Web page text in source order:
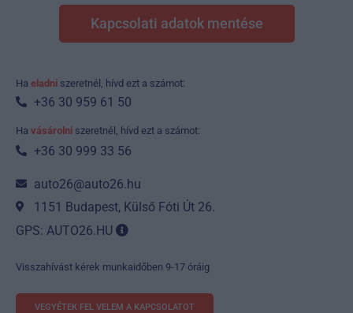
Ha eladni szeretnél, hívd ezt a számot:
+36 30 959 61 50
Ha vásárolni szeretnél, hívd ezt a számot:
+36 30 999 33 56
auto26@auto26.hu
1151 Budapest, Külső Fóti Út 26.
GPS: AUTO26.HU
Visszahívást kérek munkaidőben 9-17 óráig
VEGYÉTEK FEL VELEM A KAPCSOLATOT
Kapcsolati adatok mentése